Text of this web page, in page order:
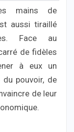
mains de
aussi tiraillé
Face au
de fidèles
à eux un
du pouvoir, de
de leur